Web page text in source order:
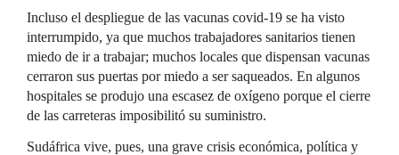
Incluso el despliegue de las vacunas covid-19 se ha visto
interrumpido, ya que muchos trabajadores sanitarios tienen
miedo de ir a trabajar; muchos locales que dispensan vacunas
cerraron sus puertas por miedo a ser saqueados. En algunos
hospitales se produjo una escasez de oxígeno porque el cierre
de las carreteras imposibilitó su suministro.
Sudáfrica vive, pues, una grave crisis económica, política y